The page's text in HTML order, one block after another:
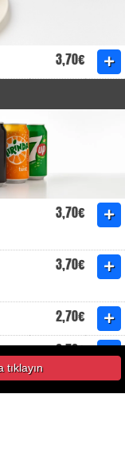
3,70€
3,70€
3,70€
2,70€
2,70€
2,70€